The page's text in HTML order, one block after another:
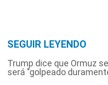
SEGUIR LEYENDO
Trump dice que Ormuz
será "golpeado